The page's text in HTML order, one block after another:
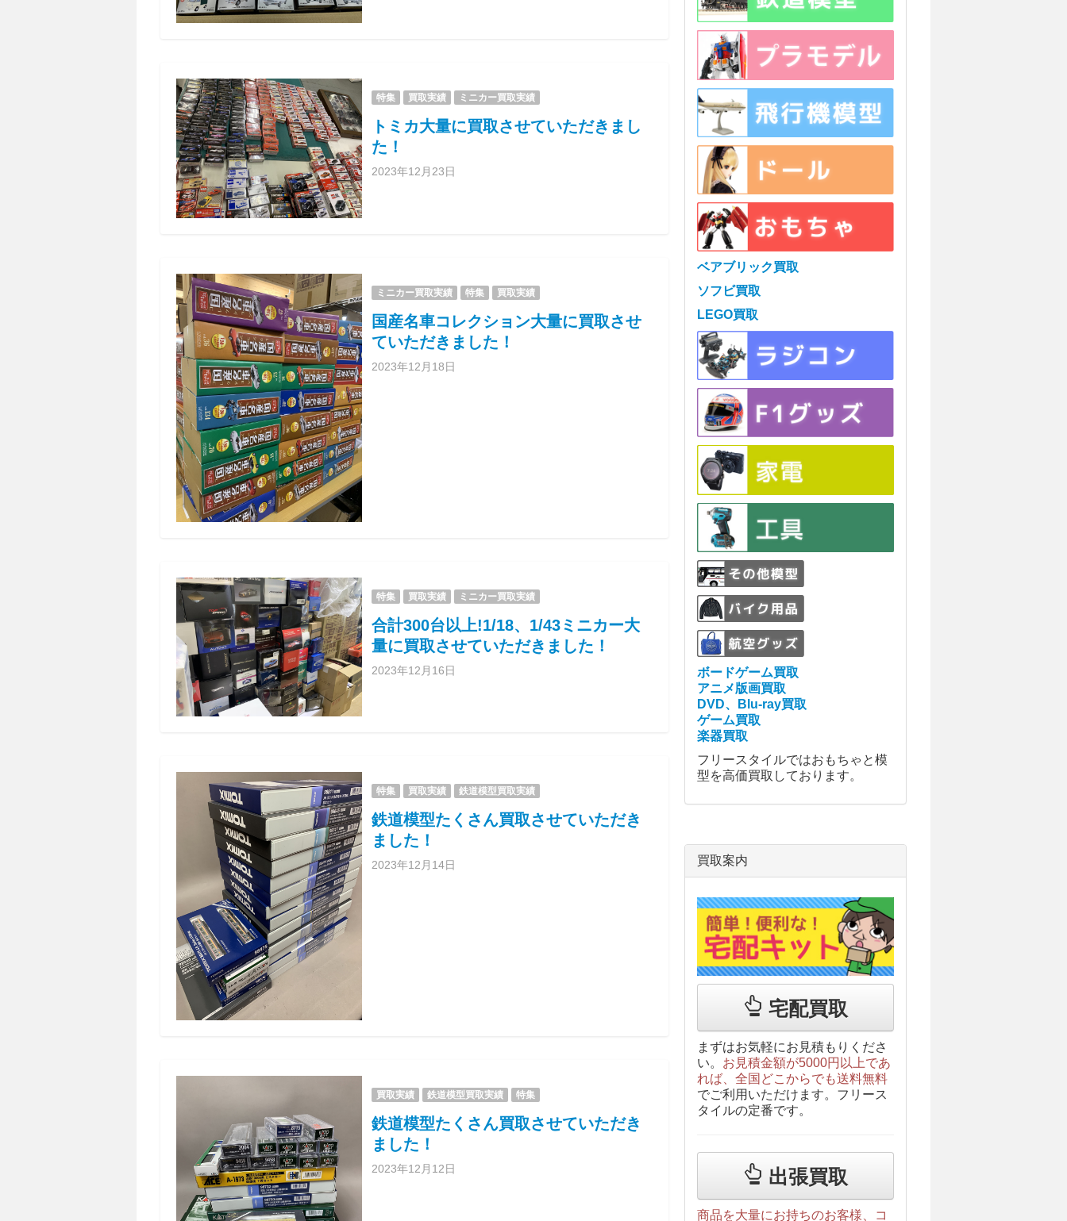
特集 買取実績 ミニカー買取実績
トミカ大量に買取させていただきまし
た！
2023年12月23日
ミニカー買取実績 特集 買取実績
国産名車コレクション大量に買取させ
ていただきました！
2023年12月18日
特集 買取実績 ミニカー買取実績
合計300台以上!1/18、1/43ミニカー大
量に買取させていただきました！
2023年12月16日
特集 買取実績 鉄道模型買取実績
鉄道模型たくさん買取させていただき
ました！
2023年12月14日
買取実績 鉄道模型買取実績 特集
鉄道模型たくさん買取させていただき
ました！
2023年12月12日
ベアブリック買取
ソフビ買取
LEGO買取
ボードゲーム買取
アニメ版画買取
DVD、Blu-ray買取
ゲーム買取
楽器買取
フリースタイルではおもちゃと模
型を高価買取しております。
買取案内
宅配買取
まずはお気軽にお見積もりくださ
い。 お見積金額が5000円以上であ
れば、全国どこからでも送料無料
でご利用いただけます。フリース
タイルの定番です。
出張買取
商品を大量にお持ちのお客様、コ